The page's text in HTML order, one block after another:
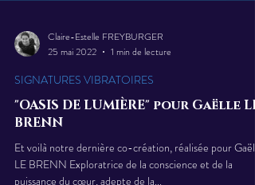
25 mai 2022
1 min de lecture
SIGNATURES VIBRATOIRES
"OASIS DE LUMIÈRE" pour Gaëlle LE
BRENN